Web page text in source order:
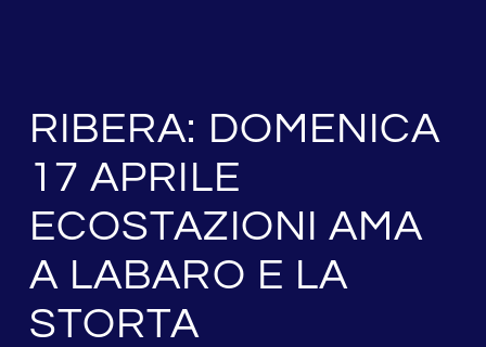
RIBERA: DOMENICA
17 APRILE
ECOSTAZIONI AMA
A LABARO E LA
STORTA